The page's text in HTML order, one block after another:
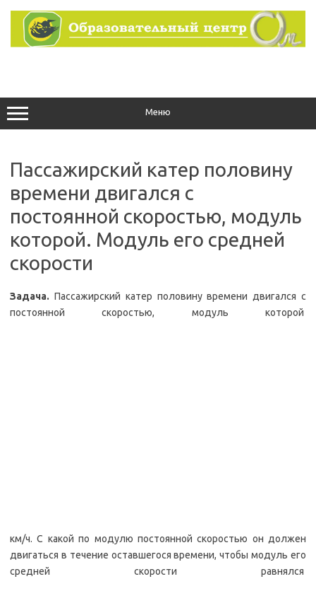
содержимому
Меню
Пассажирский катер половину
времени двигался с
постоянной скоростью, модуль
которой. Модуль его средней
скорости
Задача. Пассажирский катер половину времени двигался с
постоянной скоростью, модуль которой
км/ч. С какой по модулю постоянной скоростью он должен
двигаться в течение оставшегося времени, чтобы модуль его
средней скорости равнялся